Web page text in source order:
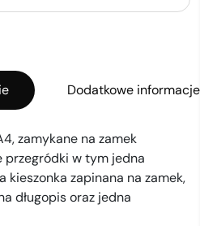
Dodatkowe informacje
zamykane na zamek
przegródki w tym jedna
kieszonka zapinana na zamek,
długopis oraz jedna